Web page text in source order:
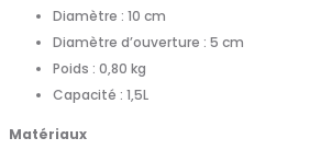
Diamètre : 10 cm
Diamètre d’ouverture : 5 cm
Poids : 0,80 kg
Capacité : 1,5L
Matériaux